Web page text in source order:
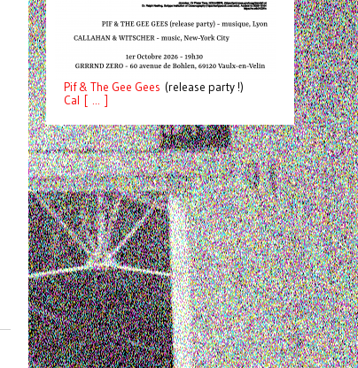
Pif& The Gee Gees (release party !)
Cal [ ... ]